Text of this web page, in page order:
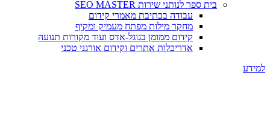
בית ספר לנותני שירות SEO MASTER
עבודה בכתיבת מאמרי קידום
מחקר מילות מפתח מעמיק ומקיף
קידום ממומן בגוגל-אדס ועוד מקורות תנועה
אדריכלות אתרים וקידום אורגני טכני
למידע